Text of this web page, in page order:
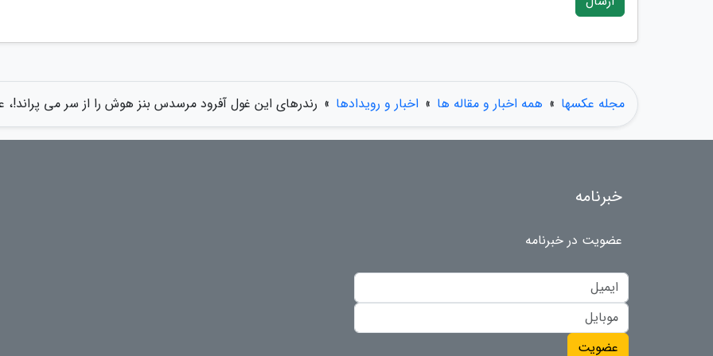
مجله عکسها » همه اخبار و مقاله ها » اخبار و رویدادها » رندرهای این غول آفرود مرسدس بنز هوش را از سر می
خبرنامه
عضویت در خبرنامه
عضویت